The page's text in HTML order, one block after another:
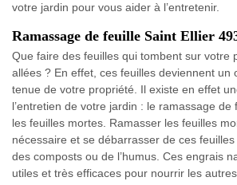
votre jardin pour vous aider à l’entretenir.
Ramassage de feuille Saint Ellier
Que faire des feuilles qui tombent sur votre
allées ? En effet, ces feuilles deviennent un
tenue de votre propriété. Il existe en effet
l’entretien de votre jardin : le ramassage de
les feuilles mortes. Ramasser les feuilles
nécessaire et se débarrasser de ces
des composts ou de l’humus. Ces engrais
utiles et très efficaces pour nourrir les